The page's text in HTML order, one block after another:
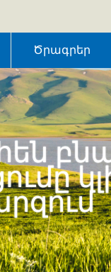
Ծրագրեր